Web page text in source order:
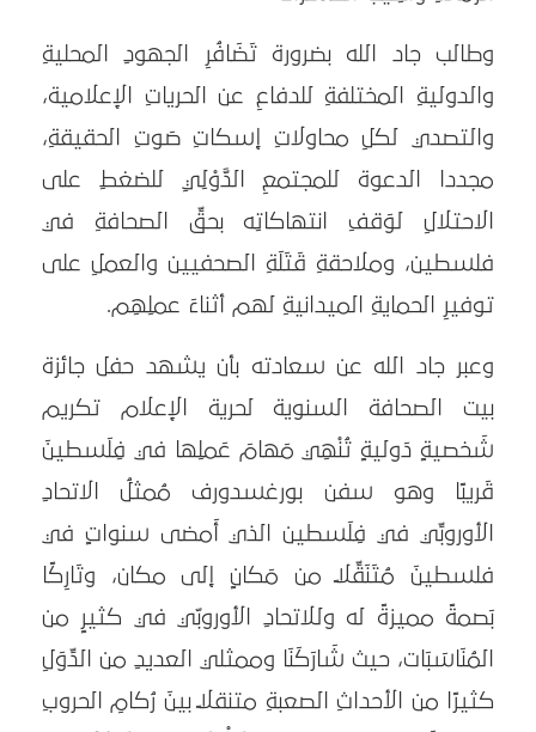
وطالب جاد الله بضرورة تَضَافُرِ الجهودِ المحليةِ
والدوليةِ المختلفةِ للدفاعِ عن الحرياتِ الإعلامية،
والتصدي لكلِ محاولاتِ إسكاتِ صَوتِ الحقيقةِ،
مجددا الدعوة للمجتمعِ الدَّوْلِيِ للضغطِ على
الاحتلالِ لوَقفِ انتهاكاتِه بحقِّ الصحافةِ في
فلسطين، وملاحقةِ قَتَلَةِ الصحفيين والعملِ على
توفيرِ الحمايةِ الميدانيةِ لهم أثناءَ عملِهِم.
وعبر جاد الله عن سعادته بأن يشهد حفل جائزة
بيت الصحافة السنوية لحرية الإعلام تكريم
شَخصيةٍ دَوليةٍ تُنْهِي مَهامَ عَملِها في فِلَسطينَ
قَريبًا وهو سفن بورغسدورف مُمثلُ الاتحادِ
الأوروبِّي في فِلَسطين الذي أَمضى سنواتٍ في
فلسطينَ مُتَنَقِّلًا من مَكانٍ إلى مكان، وتَارِكًا
بَصمةً مميزةً له وللاتحادِ الأوروبّي في كثيرٍ من
المُنَاسَبَات، حيث شَارَكَنَا وممثلي العديدِ من الدِّوَلِ
كثيرًا من الأحداثِ الصعبةِ متنقلًا بينَ رُكامِ الحروبِ